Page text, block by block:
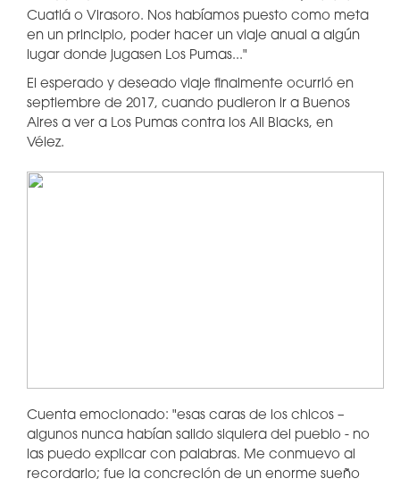
Cuatiá o Virasoro. Nos habíamos puesto como meta
en un principio, poder hacer un viaje anual a algún
lugar donde jugasen Los Pumas..."
El esperado y deseado viaje finalmente ocurrió en
septiembre de 2017, cuando pudieron ir a Buenos
Aires a ver a Los Pumas contra los All Blacks, en
Vélez.
Cuenta emocionado: "esas caras de los chicos –
algunos nunca habían salido siquiera del pueblo - no
las puedo explicar con palabras. Me conmuevo al
recordarlo; fue la concreción de un enorme sueño